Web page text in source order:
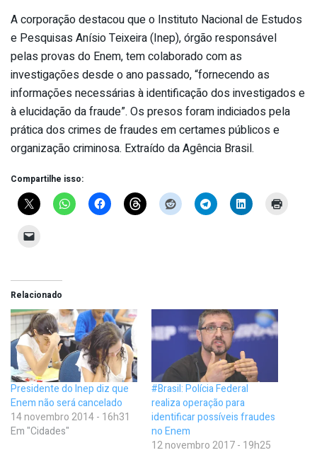
A corporação destacou que o Instituto Nacional de Estudos
e Pesquisas Anísio Teixeira (Inep), órgão responsável
pelas provas do Enem, tem colaborado com as
investigações desde o ano passado, “fornecendo as
informações necessárias à identificação dos investigados e
à elucidação da fraude”. Os presos foram indiciados pela
prática dos crimes de fraudes em certames públicos e
organização criminosa. Extraído da Agência Brasil.
Compartilhe isso:
Relacionado
Presidente do Inep diz que
Enem não será cancelado
14 novembro 2014 - 16h31
Em "Cidades"
#Brasil: Polícia Federal
realiza operação para
identificar possíveis fraudes
no Enem
12 novembro 2017 - 19h25